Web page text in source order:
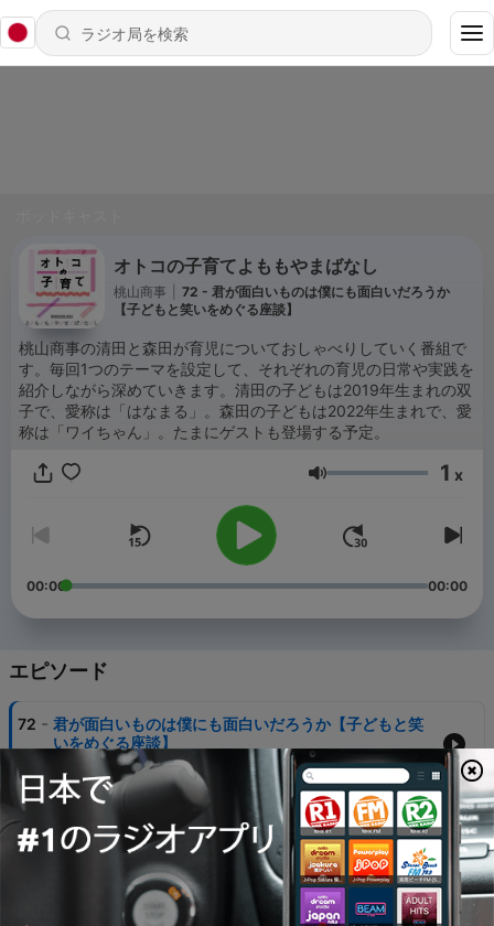
オトコの子育てよももやまばなし
桃山商事
72 - 君が面白いものは僕にも面白いだろうか
【子どもと笑いをめぐる座談】
桃山商事の清田と森田が育児についておしゃべりしていく番組で
す。毎回1つのテーマを設定して、それぞれの育児の日常や実践を
紹介しながら深めていきます。清田の子どもは2019年生まれの双
子で、愛称は「はなまる」。森田の子どもは2022年生まれで、愛
称は「ワイちゃん」。たまにゲストも登場する予定。
音量 1 x
00:00 00:00
エピソード
72 - 君が面白いものは僕にも面白いだろうか【子どもと笑
いをめぐる座談】
71 -
入院するなんてごめんなさい【産後うつと性別役割分
業をめぐる座談】w/外山薫 from ホンマのホンネ
13 7月 2026
見えなくなっていく子どもの世界 ~はなまるさん、一
年生になる~